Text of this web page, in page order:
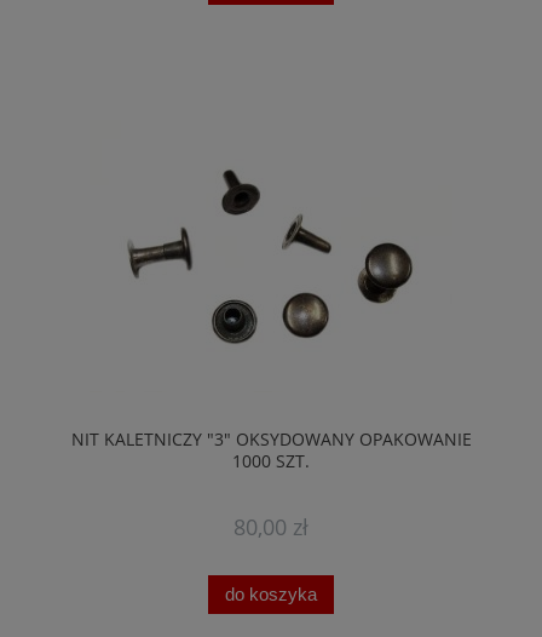
NIT KALETNICZY "3" OKSYDOWANY OPAKOWANIE
1000 SZT.
80,00 zł
do koszyka